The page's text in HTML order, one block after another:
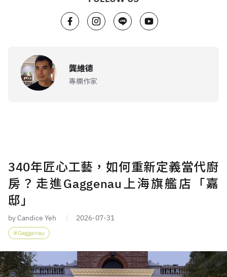
龔維德
專欄作家
340年匠心工藝，如何重新定義當代廚
房？走進Gaggenau上海旗艦店「嘉
邸」
by Candice Yeh 2026-07-31
Gaggenau